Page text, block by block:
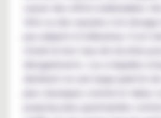
causer des effets indésirables
tête ou des nausées si le dosage
pas adapté à l'utilisateur. Il est
désagréments. Les e-liquides à
déclinent en une large palette
plus classiques comme le tabac
jusqu'aux plus gourmandes